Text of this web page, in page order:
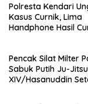
Polresta Kendari
Kasus Curnik, Lima
Handphone Hasil
Pencak Silat Milter
Sabuk Putih Ju-
XIV/Hasanuddin